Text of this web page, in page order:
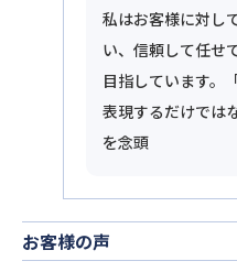
私はお客様に対し
い、信頼して任せ
目指しています。
表現するだけでは
を念頭
お客様の声